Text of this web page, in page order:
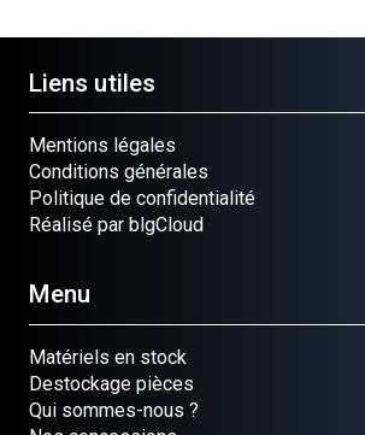
Liens utiles
Mentions légales
Conditions générales
Politique de confidentialité
Réalisé par blgCloud
Menu
Matériels en stock
Destockage pièces
Qui sommes-nous ?